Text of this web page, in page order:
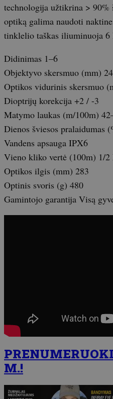
technologija užtikrina > 90%
optiką galima naudoti
tinklelio taškas iliuminuoja 6
Didinimas 1–6
Objektyvo skersmuo (mm) 24
Optikos vidurinis skersmuo
Dioptrijų korekcija +2 / -3
Matymo laukas (m/100m)
Dienos šviesos pralaidumas
Vandens apsauga IPX6
Vieno kliko vertė (100m) 1/
Optikos ilgis (mm) 283
Optinis svoris (g) 480
Gamintojo garantija Visą
M.!